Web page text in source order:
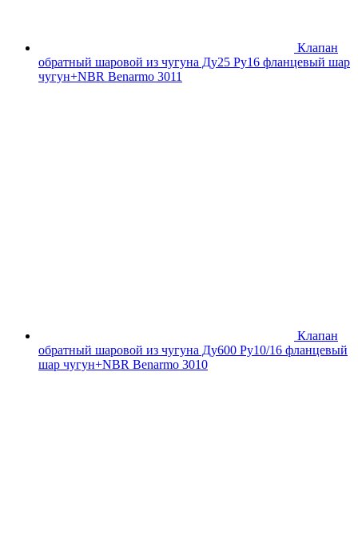
Клапан
обратный шаровой из чугуна Ду25 Ру16 фланцевый шар
чугун+NBR Benarmo 3011
Клапан
обратный шаровой из чугуна Ду600 Ру10/16 фланцевый
шар чугун+NBR Benarmo 3010